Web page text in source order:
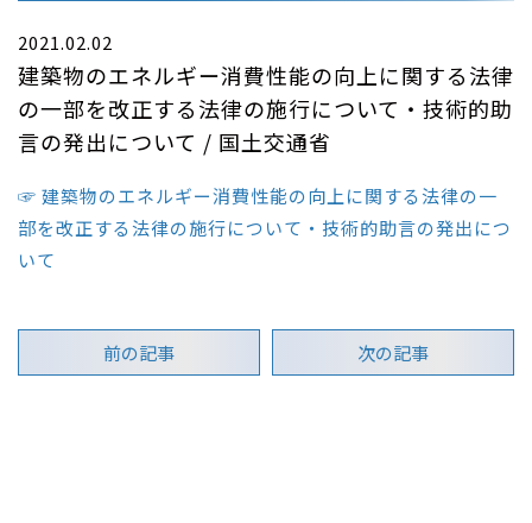
2021.02.02
建築物のエネルギー消費性能の向上に関する法律
の一部を改正する法律の施行について・技術的助
言の発出について / 国土交通省
☞ 建築物のエネルギー消費性能の向上に関する法律の一
部を改正する法律の施行について・技術的助言の発出につ
いて
前の記事 次の記事